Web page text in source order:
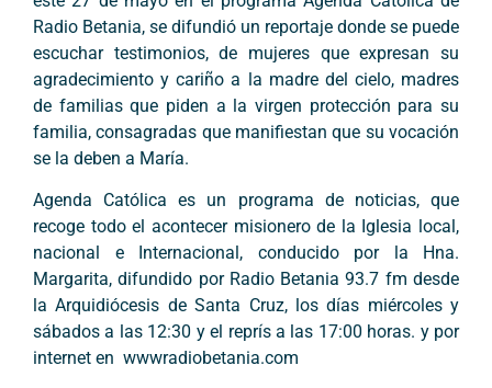
Radio Betania, se difundió un reportaje donde se puede
escuchar testimonios, de mujeres que expresan su
agradecimiento y cariño a la madre del cielo, madres
de familias que piden a la virgen protección para su
familia, consagradas que manifiestan que su vocación
se la deben a María.
Agenda Católica es un programa de noticias, que
recoge todo el acontecer misionero de la Iglesia local,
nacional e Internacional, conducido por la Hna.
Margarita, difundido por Radio Betania 93.7 fm desde
la Arquidiócesis de Santa Cruz, los días miércoles y
sábados a las 12:30 y el reprís a las 17:00 horas. y por
internet en wwwradiobetania.com